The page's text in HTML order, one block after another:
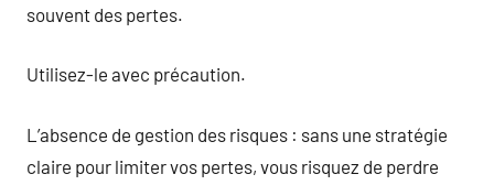
souvent des pertes.
Utilisez-le avec précaution.
L’absence de gestion des risques : sans une stratégie
claire pour limiter vos pertes, vous risquez de perdre